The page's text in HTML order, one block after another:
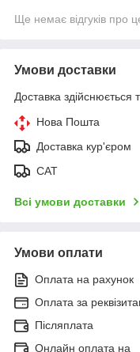
Ще немає відгуків про
Умови доставки
Доставка здійснюється
Нова Пошта
Доставка кур'єром
САТ
Всі умови доставки
Умови оплати
Оплата на рахунок
Оплата за
Післяплата
Онлайн оплата на